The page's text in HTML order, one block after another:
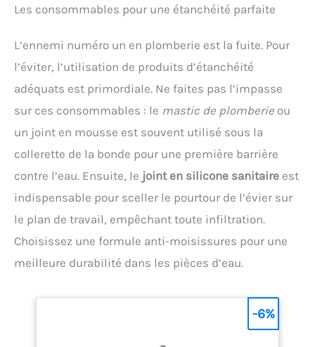
Les consommables pour une étanchéité parfaite
L’ennemi numéro un en plomberie est la fuite. Pour
l’éviter, l’utilisation de produits d’étanchéité
adéquats est primordiale. Ne faites pas l’impasse
sur ces consommables : le mastic de plomberie ou
un joint en mousse est souvent utilisé sous la
collerette de la bonde pour une première barrière
contre l’eau. Ensuite, le joint en silicone sanitaire est
indispensable pour sceller le pourtour de l’évier sur
le plan de travail, empêchant toute infiltration.
Choisissez une formule anti-moisissures pour une
meilleure durabilité dans les pièces d’eau.
-6%